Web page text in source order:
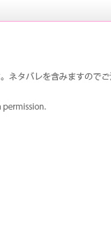
ナ3 荒ハ